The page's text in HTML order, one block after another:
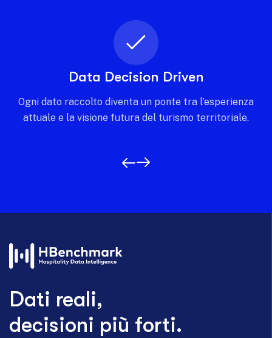
Intelligenza condivisa
Costruisci una rete di conoscenza dove ogni
stakeholder contribuisce e beneficia di una visione
Dati reali,
decisioni più forti.